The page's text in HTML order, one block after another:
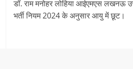
डॉ. राम मनोहर लोहिया आईएमएस लखनऊ
भर्ती नियम 2024 के अनुसार आयु में छूट।